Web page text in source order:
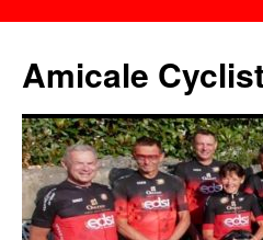
contenu
Amicale